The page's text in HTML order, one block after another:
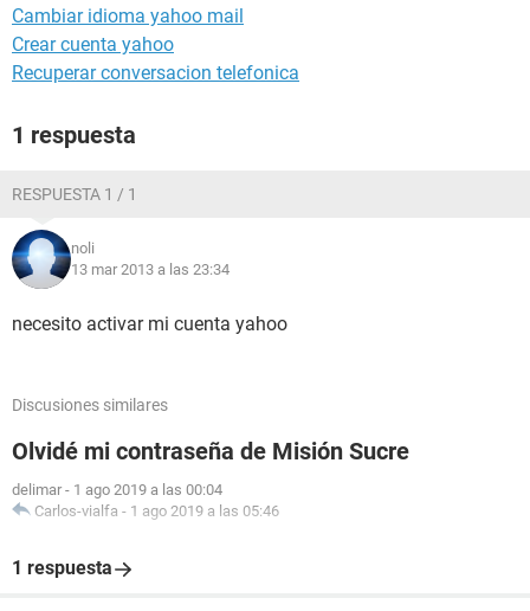
Cambiar idioma yahoo mail
Crear cuenta yahoo
Recuperar conversacion telefonica
1 respuesta
RESPUESTA 1 / 1
noli
13 mar 2013 a las 23:34
necesito activar mi cuenta yahoo
Discusiones similares
Olvidé mi contraseña de Misión Sucre
delimar - 1 ago 2019 a las 00:04
Carlos-vialfa - 1 ago 2019 a las 05:46
1 respuesta